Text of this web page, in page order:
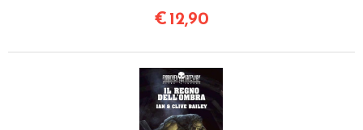
€ 12,90